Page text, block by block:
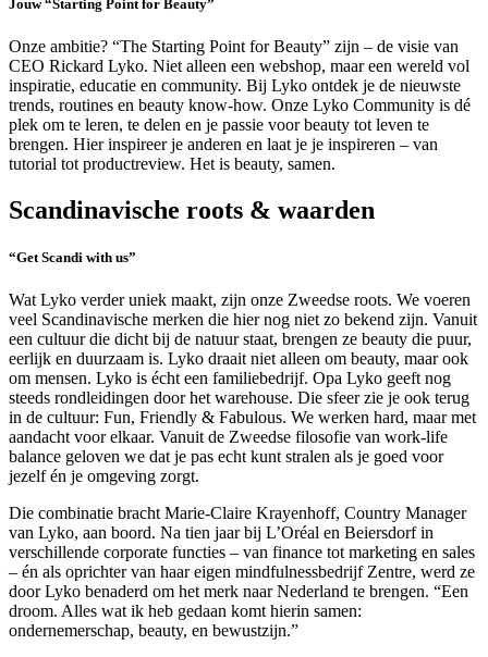
Jouw “Starting Point for Beauty”
Onze ambitie? “The Starting Point for Beauty” zijn – de visie van
CEO Rickard Lyko. Niet alleen een webshop, maar een wereld vol
inspiratie, educatie en community. Bij Lyko ontdek je de nieuwste
trends, routines en beauty know-how. Onze Lyko Community is dé
plek om te leren, te delen en je passie voor beauty tot leven te
brengen. Hier inspireer je anderen en laat je je inspireren – van
tutorial tot productreview. Het is beauty, samen.
Scandinavische roots & waarden
“Get Scandi with us”
Wat Lyko verder uniek maakt, zijn onze Zweedse roots. We voeren
veel Scandinavische merken die hier nog niet zo bekend zijn. Vanuit
een cultuur die dicht bij de natuur staat, brengen ze beauty die puur,
eerlijk en duurzaam is. Lyko draait niet alleen om beauty, maar ook
om mensen. Lyko is écht een familiebedrijf. Opa Lyko geeft nog
steeds rondleidingen door het warehouse. Die sfeer zie je ook terug
in de cultuur: Fun, Friendly & Fabulous. We werken hard, maar met
aandacht voor elkaar. Vanuit de Zweedse filosofie van work-life
balance geloven we dat je pas echt kunt stralen als je goed voor
jezelf én je omgeving zorgt.
Die combinatie bracht Marie-Claire Krayenhoff, Country Manager
van Lyko, aan boord. Na tien jaar bij L’Oréal en Beiersdorf in
verschillende corporate functies – van finance tot marketing en sales
– én als oprichter van haar eigen mindfulnessbedrijf Zentre, werd ze
door Lyko benaderd om het merk naar Nederland te brengen. “Een
droom. Alles wat ik heb gedaan komt hierin samen:
ondernemerschap, beauty, en bewustzijn.”